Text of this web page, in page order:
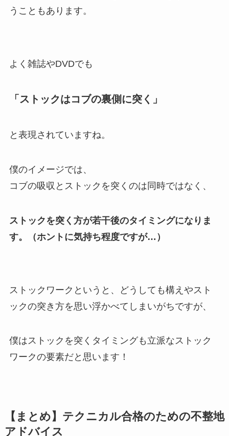
うこともあります。
よく雑誌やDVDでも
「ストックはコブの裏側に突く」
と表現されていますね。
僕のイメージでは、
コブの吸収とストックを突くのは同時ではなく、
ストックを突く方が若干後のタイミングになりま
す。（ホントに気持ち程度ですが…）
ストックワークというと、どうしても構えやスト
ックの突き方を思い浮かべてしまいがちですが、
僕はストックを突くタイミングも立派なストック
ワークの要素だと思います！
【まとめ】テクニカル合格のための不整地
アドバイス